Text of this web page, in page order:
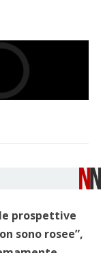
prospettive
sono rosee”,